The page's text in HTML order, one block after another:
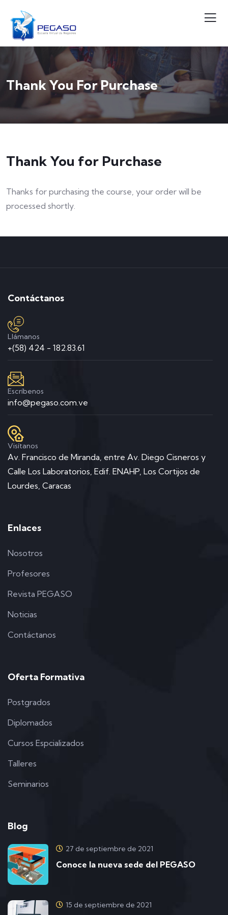
Thank You For Purchase
Thank You for Purchase
Thanks for purchasing the course, your order will be
processed shortly.
Contáctanos
Llámanos
+(58) 424 - 182.83.61
Escríbenos
info@pegaso.com.ve
Visítanos
Av. Francisco de Miranda, entre Av. Diego Cisneros y
Calle Los Laboratorios, Edif. ENAHP, Los Cortijos de
Lourdes, Caracas
Enlaces
Nosotros
Profesores
Revista PEGASO
Noticias
Contáctanos
Oferta Formativa
Postgrados
Diplomados
Cursos Espcializados
Talleres
Seminarios
Blog
27 de septiembre de 2021
Conoce la nueva sede del PEGASO
15 de septiembre de 2021